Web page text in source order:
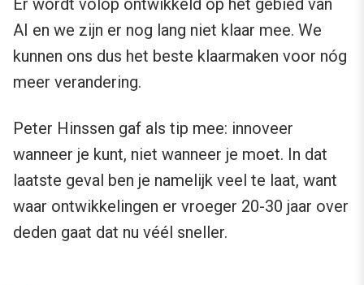
Er wordt volop ontwikkeld op het gebied van
AI en we zijn er nog lang niet klaar mee. We
kunnen ons dus het beste klaarmaken voor nóg
meer verandering.
Peter Hinssen gaf als tip mee: innoveer
wanneer je kunt, niet wanneer je moet. In dat
laatste geval ben je namelijk veel te laat, want
waar ontwikkelingen er vroeger 20-30 jaar over
deden gaat dat nu véél sneller.